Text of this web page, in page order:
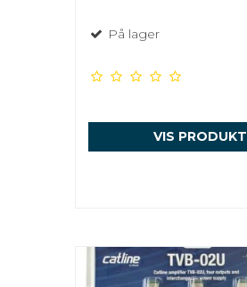
På lager
VIS PRODUKT